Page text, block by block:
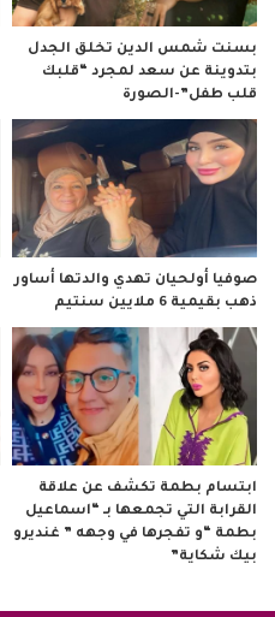
بسنت شمس الدين تخلق الجدل
بتدوينة عن سعد لمجرد “قلبك
قلب طفل”-الصورة
صوفيا أولحيان تهدي والدتها أساور
ذهب بقيمية 6 ملايين سنتيم
ابتسام بطمة تكشف عن علاقة
القرابة التي تجمعها بـ “اسماعيل
بطمة “و تفجرها في وجهه ” غنديرو
بيك شكاية”